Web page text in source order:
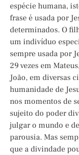
espécie humana,
frase é usada por
determinados. O
um indivíduo
sempre usada por
29 vezes em
João, em diversas
humanidade de
nos momentos de
sujeito do poder
julgar o mundo e
parousia. Mas
que a divindade